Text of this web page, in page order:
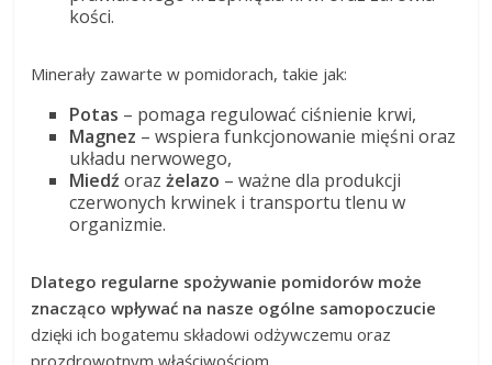
kości.
Minerały zawarte w pomidorach, takie jak:
Potas – pomaga regulować ciśnienie krwi,
Magnez – wspiera funkcjonowanie mięśni oraz
układu nerwowego,
Miedź orazżelazo – ważne dla produkcji
czerwonych krwinek i transportu tlenu w
organizmie.
Dlatego regularne spożywanie pomidorów może
znacząco wpływać na nasze ogólne samopoczucie
dzięki ich bogatemu składowi odżywczemu oraz
prozdrowotnym właściwościom.